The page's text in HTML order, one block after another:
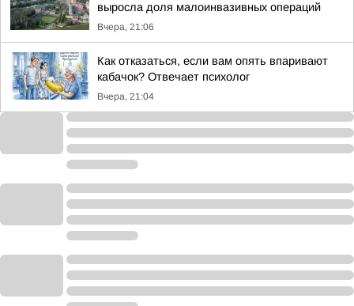
выросла доля малоинвазивных операций
Вчера, 21:06
Как отказаться, если вам опять впаривают
кабачок? Отвечает психолог
Вчера, 21:04